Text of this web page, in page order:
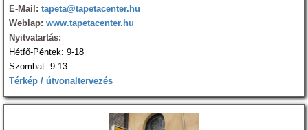
E-Mail: tapeta@tapetacenter.hu
Weblap: www.tapetacenter.hu
Nyitvatartás:
Hétfő-Péntek: 9-18
Szombat: 9-13
Térkép / útvonaltervezés